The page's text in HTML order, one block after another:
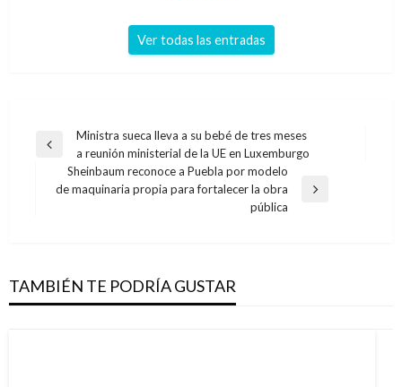
Ver todas las entradas
Navegación
entradas
Entrada
anterior
Ministra sueca lleva a su bebé de tres meses
a reunión ministerial de la UE en Luxemburgo
Entrada
Sheinbaum reconoce a Puebla por modelo
de maquinaria propia para fortalecer la obra
pública
TAMBIÉN TE PODRÍA GUSTAR